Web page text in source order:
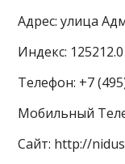
Адрес: улица
Индекс: 125212.0
Телефон: +7
Мобильный
Сайт: http://